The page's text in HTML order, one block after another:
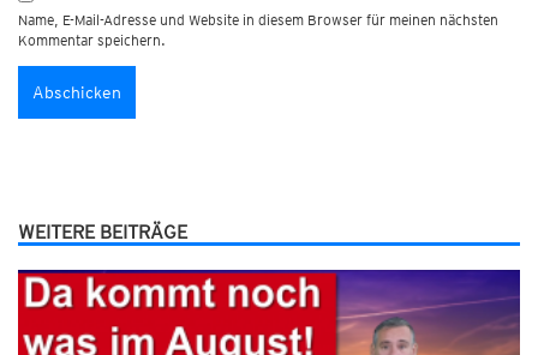
Name, E-Mail-Adresse und Website in diesem Browser für meinen nächsten
Kommentar speichern.
WEITERE BEITRÄGE